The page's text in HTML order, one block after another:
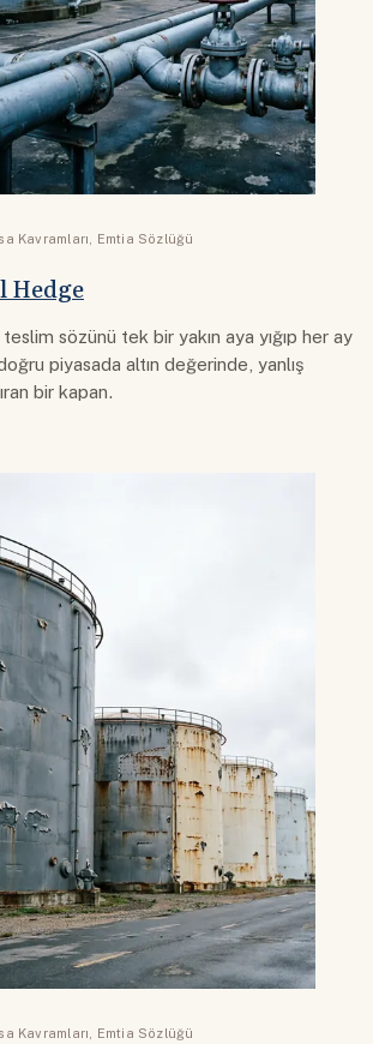
Kavramları Emtia Sözlüğü
Hedge
sözünü tek bir yakın aya yığıp her ay
piyasada altın değerinde, yanlış
bir kapan.
Kavramları Emtia Sözlüğü